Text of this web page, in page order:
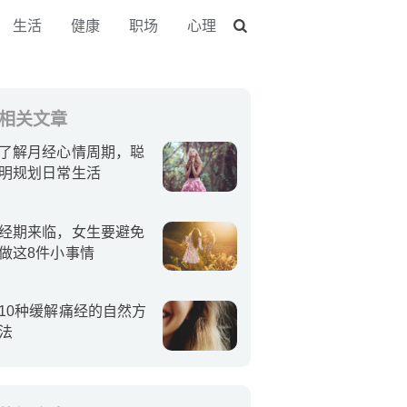
生活 健康 职场 心理
关文章
解月经心情周期，聪
规划日常生活
期来临，女生要避免
这8件小事情
种缓解痛经的自然方